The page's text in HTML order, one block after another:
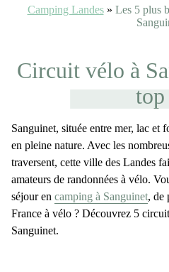
Camping Landes» Les 5 plus
Circuit vélo à
top
Sanguinet, située entre mer, lac et
en pleine nature. Avec les
traversent, cette ville des Landes
amateurs de randonnées à vélo.
séjour en camping à Sanguinet, de
France à vélo ? Découvrez 5
Sanguinet.